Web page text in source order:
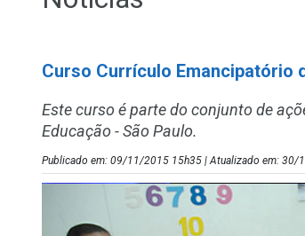
Curso Currículo Emancipatório
Este curso é parte do conjunto de
Educação - São Paulo.
Publicado em: 09/11/2015 15h35 | Atualizado em: 30/